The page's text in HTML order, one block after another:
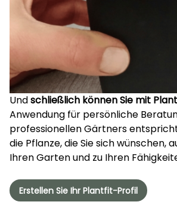
Undschließlich können Sie mit
Anwendung für persönliche
professionellen Gärtners
die Pflanze, die Sie sich wünschen,
Ihren Garten und zu Ihren
Erstellen Sie Ihr Plantfit-Profil